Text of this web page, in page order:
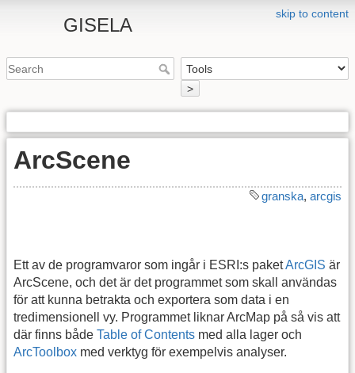
skip to content
GISELA
>
ArcScene
granska, arcgis
Ett av de programvaror som ingår i ESRI:s paketArcGIS är
ArcScene, och det är det programmet som skall användas
för att kunna betrakta och exportera som data i en
tredimensionell vy. Programmet liknar ArcMap på så vis att
där finns både Table of Contents med alla lager och
ArcToolbox med verktyg för exempelvis analyser.